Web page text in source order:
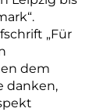
„Für
dem
danken,